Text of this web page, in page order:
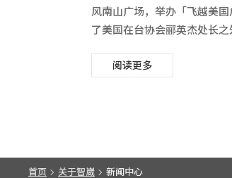
风南山广场，举办「飞越美
了美国在台协会郦英杰处长
处吴国良副处长等嘉宾都出席
阅读更多
首页 关于智崴 新闻中心